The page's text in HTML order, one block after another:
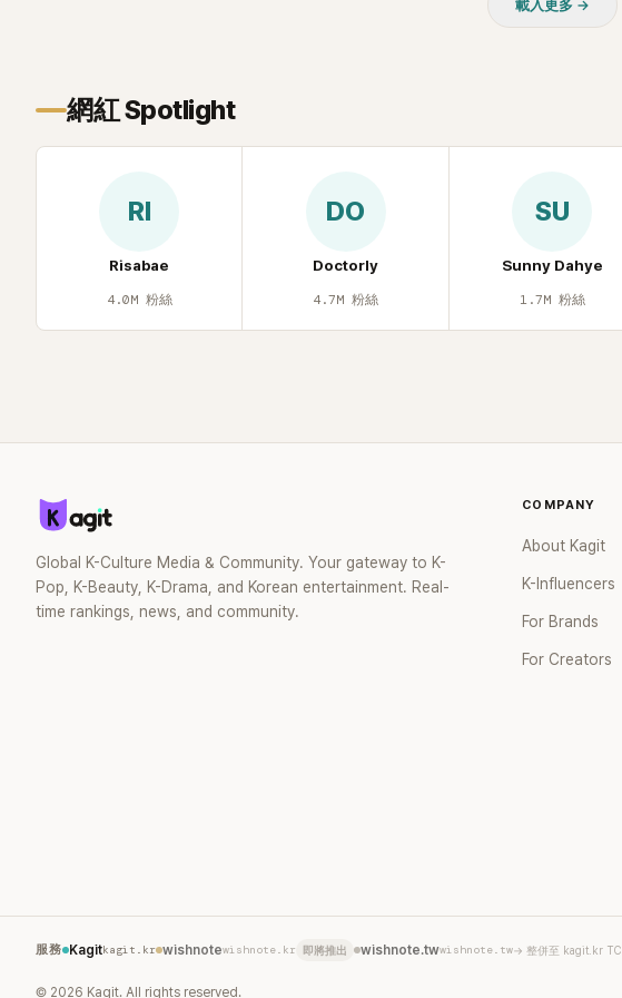
李智惠、徐智英兩位女成員，以及張錫
炫、Chris Kim 兩位男成員組成。不過後來
後，李智惠轉型 solo，靠著綜藝與歌唱實
S#arp，也與 李尚敏 的賞識有關。 感情方
己安排一段休息時間。
載入更多 →
網紅 Spotlight
RI
Risabae
4.0M 粉絲
DO
Doctorly
4.7M 粉絲
SU
Sunny Dahye
1.7M 粉絲
Global K-Culture Media & Community. Your gateway to K-
Pop, K-Beauty, K-Drama, and Korean entertainment. Real-
time rankings, news, and community.
COMPANY
About Kagit
K-Influencers
For Brands
For Creators
服務 Kagitkagit.kr wishnotewishnote.kr 即將推出 wishnote.twwishnote.tw→ 整併至 kagit.kr TC
© 2026 Kagit. All rights reserved.